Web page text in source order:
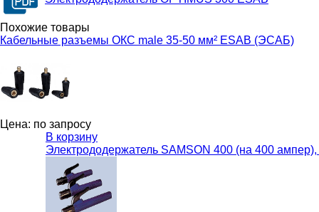
Похожие товары
Кабельные разъемы ОКС male 35-50 мм² ESAB (ЭСАБ)
Цена: по запросу
В корзину
Электрододержатель SAMSON 400 (на 400